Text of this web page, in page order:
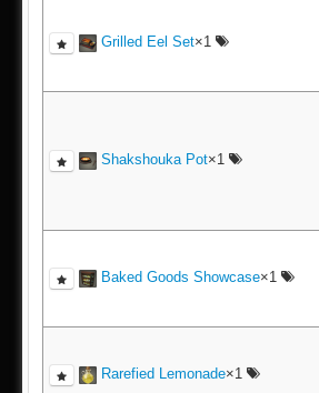
Grilled Eel Set×1
Shakshouka Pot×1
Baked Goods Showcase×1
Rarefied Lemonade×1